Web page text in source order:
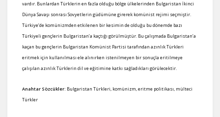
vardır. Bunlardan Türklerin en fazla olduğu bölge ülkelerinden Bulgaristan İkinci
Dünya Savaşı sonrası Sovyetlerin güdümüne girerek komünist rejimi seçmiştir.
Türkiye’de komünizmden etkilenen bir kesimin de olduğu bu dönemde bazı
Türkiyeli gençlerin Bulgaristan’a kaçtığı görülmüştür. Bu çalışmada Bulgaristan’a
kaçan bu gençlerin Bulgaristan Komünist Partisi tarafından azınlık Türkleri
eritmek için kullanılması ele alınırken istenilmeyen bir sonuçla eritilmeye
çalışılan azınlık Türklerin dil ve eğitimine katkı sağladıkları görülecektir.
Anahtar Sözcükler: Bulgaristan Türkleri, komünizm, eritme politikası, mülteci
Türkler